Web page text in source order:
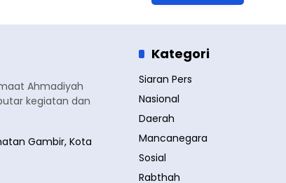
Ahmadiyah
kegiatan dan
Gambir, Kota
Kategori
Siaran Pers
Nasional
Daerah
Mancanegara
Sosial
Rabthah